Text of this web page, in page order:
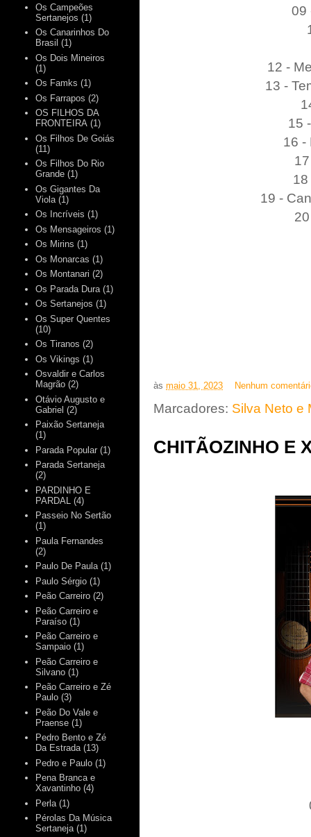
09
12 -
13 -
15
16 -
19 -
às maio 31, 2023 Nenhum
Marcadores: Silva Neto e
CHITÃOZINHO E
Os Campeões
Sertanejos (1)
Os Canarinhos Do
Brasil (1)
Os Dois Mineiros
(1)
Os Famks (1)
Os Farrapos (2)
OS FILHOS DA
FRONTEIRA (1)
Os Filhos De Goiás
(11)
Os Filhos Do Rio
Grande (1)
Os Gigantes Da
Viola (1)
Os Incríveis (1)
Os Mensageiros (1)
Os Mirins (1)
Os Monarcas (1)
Os Montanari (2)
Os Parada Dura (1)
Os Sertanejos (1)
Os Super Quentes
(10)
Os Tiranos (2)
Os Vikings (1)
Osvaldir e Carlos
Magrão (2)
Otávio Augusto e
Gabriel (2)
Paixão Sertaneja
(1)
Parada Popular (1)
Parada Sertaneja
(2)
PARDINHO E
PARDAL
(4)
Passeio No Sertão
(1)
Paula Fernandes
(2)
Paulo De Paula (1)
Paulo Sérgio (1)
Peão Carreiro (2)
Peão Carreiro e
Paraíso (1)
Peão Carreiro e
Sampaio (1)
Peão Carreiro e
Silvano (1)
Peão Carreiro e Zé
Paulo (3)
Peão Do Vale e
Praense (1)
Pedro Bento e Zé
Da Estrada (13)
Pedro e Paulo (1)
Pena Branca e
Xavantinho (4)
Perla (1)
Pérolas Da Música
Sertaneja (1)